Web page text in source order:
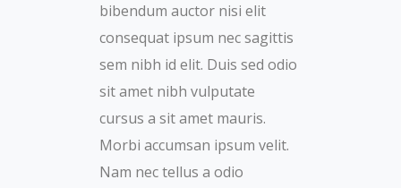
bibendum auctor nisi elit
consequat ipsum nec sagittis
sem nibh id elit. Duis sed odio
sit amet nibh vulputate
cursus a sit amet mauris.
Morbi accumsan ipsum velit.
Nam nec tellus a odio